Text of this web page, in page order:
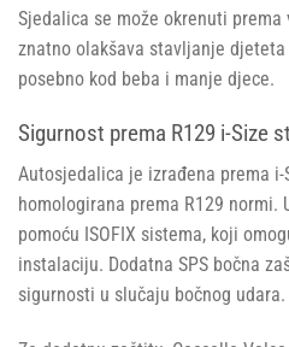
Sjedalica se može okrenuti
znatno olakšava stavljanje
posebno kod beba i manje djece.
Sigurnost prema R129 i-Size
Autosjedalica je izrađena prema
homologirana prema R129 normi.
pomoću ISOFIX sistema, koji
instalaciju. Dodatna SPS bočna
sigurnosti u slučaju bočnog udara.